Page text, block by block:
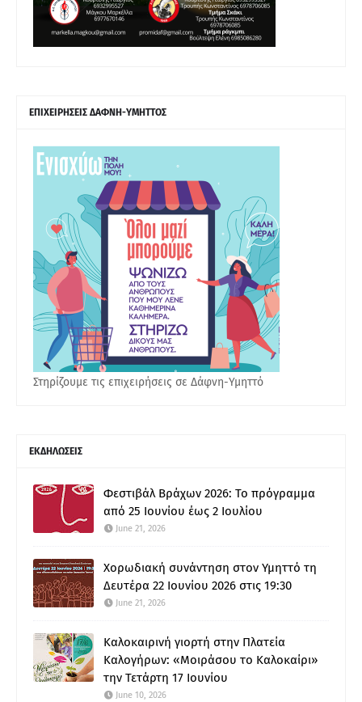
ΕΠΙΧΕΙΡΗΣΕΙΣ ΔΑΦΝΗ-ΥΜΗΤΤΟΣ
Στηρίζουμε τις επιχειρήσεις σε Δάφνη-Υμηττό
ΕΚΔΗΛΩΣΕΙΣ
Φεστιβάλ Βράχων 2026: Το πρόγραμμα
από 25 Ιουνίου έως 2 Ιουλίου
June 21, 2026
Χορωδιακή συνάντηση στον Υμηττό τη
Δευτέρα 22 Ιουνίου 2026 στις 19:30
June 21, 2026
Καλοκαιρινή γιορτή στην Πλατεία
Καλογήρων: «Μοιράσου το Καλοκαίρι»
την Τετάρτη 17 Ιουνίου
June 10, 2026